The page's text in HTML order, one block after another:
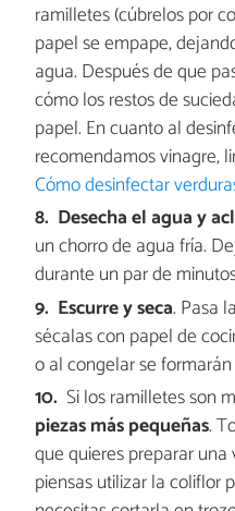
ramilletes (cúbrelos por
papel se empape,
agua. Después de que
cómo los restos de
papel. En cuanto al
recomendamos vinagre,
Cómo desinfectar
Desecha el agua y
un chorro de agua fría.
durante un par de
Escurre y seca. Pasa
sécalas con papel de
o al congelar se
Si los ramilletes son
piezas más pequeñas.
que quieres preparar
piensas utilizar la coliflor